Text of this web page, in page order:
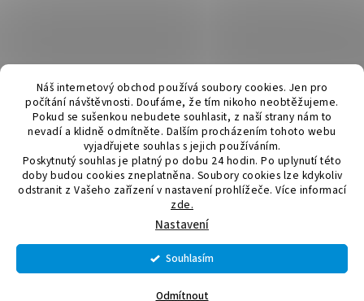
Náš internetový obchod používá soubory cookies. Jen pro
počítání návštěvnosti. Doufáme, že tím nikoho neobtěžujeme.
Pokud se sušenkou nebudete souhlasit, z naší strany nám to
nevadí a klidně odmítněte. Dalším procházením tohoto webu
vyjadřujete souhlas s jejich používáním.
Poskytnutý souhlas je platný po dobu 24 hodin. Po uplynutí této
doby budou cookies zneplatněna. Soubory cookies lze kdykoliv
odstranit z Vašeho zařízení v nastavení prohlížeče. Více informací
zde.
Nastavení
Odmítnout
Souhlasím
Vytvořil Shoptet
Copyright 2026Elektromateriál a svítidla. Všechna práva
Upravit nastavení cookies